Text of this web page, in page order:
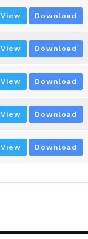
View Download
View Download
View Download
View Download
View Download